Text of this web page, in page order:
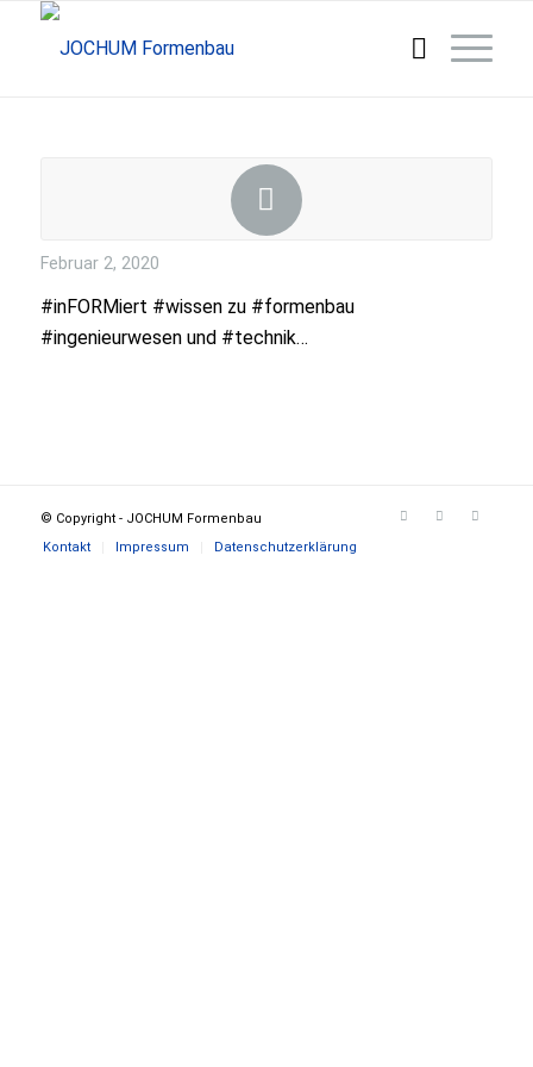
Februar 2, 2020
#inFORMiert #wissen zu #formenbau
#ingenieurwesen und #technik…
© Copyright - JOCHUM Formenbau
Kontakt
Impressum Datenschutzerklärung